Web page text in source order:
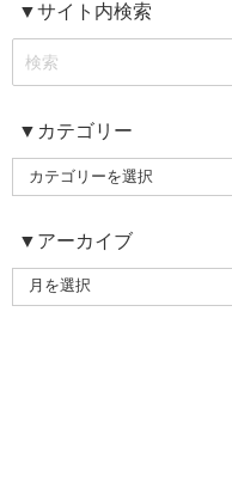
▼サイト内検索
▼カテゴリー
▼アーカイブ